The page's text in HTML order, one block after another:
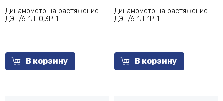
Динамометр на растяжение
ДЭП/6-1Д-0,3Р-1
В корзину
Динамометр на растяжение
ДЭП/6-1Д-1Р-1
В корзину